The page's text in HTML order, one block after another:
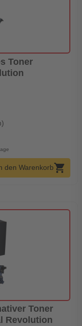
Toner
Menge
den Warenkorbshopping_cart
Toner
Revolution